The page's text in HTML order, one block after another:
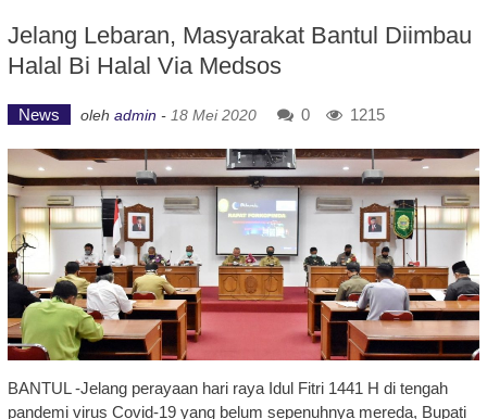
Jelang Lebaran, Masyarakat Bantul Diimbau
Halal Bi Halal Via Medsos
News oleh admin - 18 Mei 2020 0 1215
BANTUL -Jelang perayaan hari raya Idul Fitri 1441 H di tengah
pandemi virus Covid-19 yang belum sepenuhnya mereda, Bupati